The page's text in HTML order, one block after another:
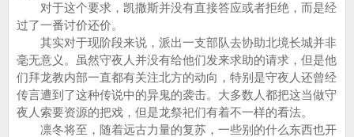
对于这个要求，凯撒斯并没有直接答应或者拒绝，而是经
过了一番讨价还价。
其实对于现阶段来说，派出一支部队去协助北境长城并非
毫无意义。虽然守夜人并没有给他们发来求助的请求，但是他
们拜龙教内部一直都有关注北方的动向，特别是守夜人还曾经
传言遭到了这种传说中的异鬼的袭击。大多数人都把这当做守
夜人索要资源的把戏，但是龙祭祀们有着不一样的看法。
凛冬将至，随着远古力量的复苏，一些别的什么东西也开